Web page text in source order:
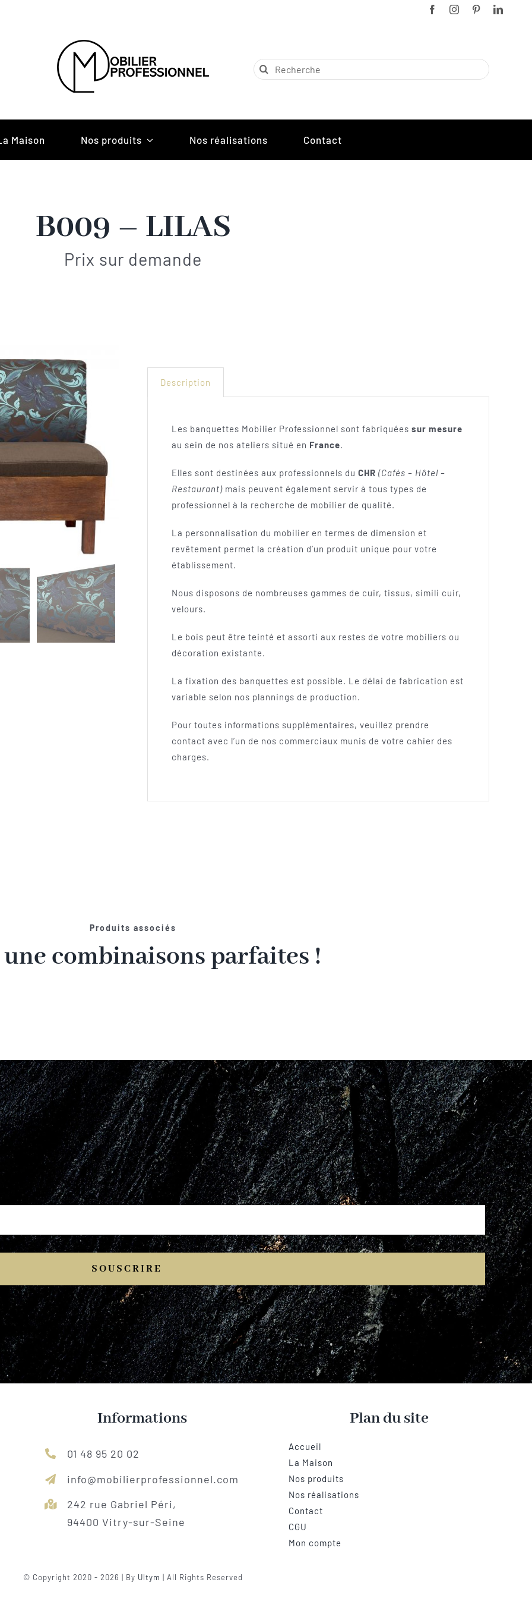
Rechercher:
Maison Nos produits Nos réalisations Contact
B009 – LILAS
Prix sur demande
Description
Les banquettes Mobilier Professionnel sont fabriquées sur mesure
au sein de nos ateliers situé en France.
Elles sont destinées aux professionnels du CHR (Cafés – Hôtel –
Restaurant)mais peuvent également servir à tous types de
professionnel à la recherche de mobilier de qualité.
La personnalisation du mobilier en termes de dimension et
revêtement permet la création d’un produit unique pour votre
établissement.
Nous disposons de nombreuses gammes de cuir, tissus, simili cuir,
velours.
Le bois peut être teinté et assorti aux restes de votre mobiliers ou
décoration existante.
La fixation des banquettes est possible. Le délai de fabrication est
variable selon nos plannings de production.
Pour toutes informations supplémentaires, veuillez prendre
contact avec l’un de nos commerciaux munis de votre cahier des
charges.
Produits associés
combinaisons parfaites !
SOUSCRIRE
Informations
01 48 95 20 02
info@mobilierprofessionnel.com
242 rue Gabriel Péri,
94400 Vitry-sur-Seine
Plan du site
Accueil
La Maison
Nos produits
Nos réalisations
Contact
CGU
Mon compte
© Copyright 2020 - 2026 | By Ultym | All Rights Reserved